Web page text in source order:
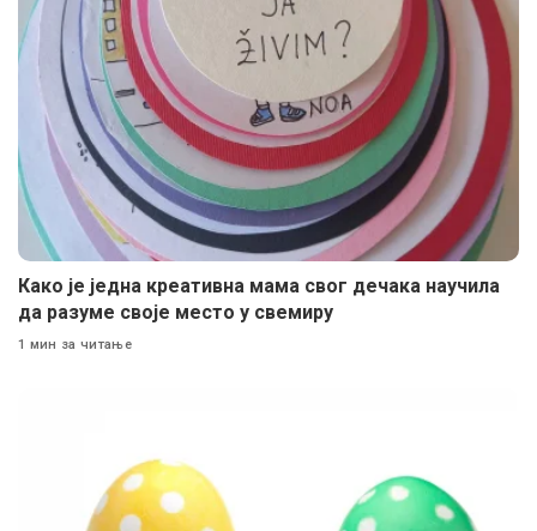
Како је једна креативна мама свог дечака научила
да разуме своје место у свемиру
1 мин за читање